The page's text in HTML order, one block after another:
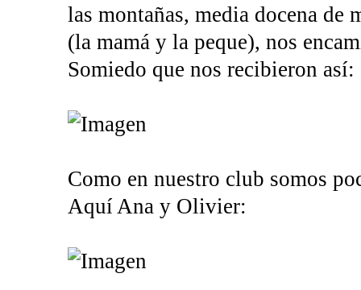
las montañas, media docena de
(la mamá y la peque), nos
Somiedo que nos recibieron así:
Como en nuestro club somos
Aquí Ana y Olivier: